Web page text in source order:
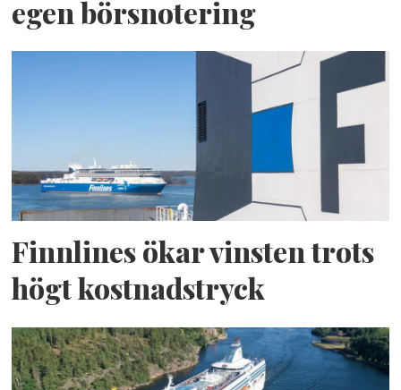
egen börsnotering
Finnlines ökar vinsten trots
högt kostnadstryck